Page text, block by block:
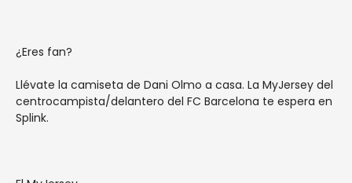
¿Eres fan?
Llévate la camiseta de Dani Olmo a casa. La MyJersey del
centrocampista/delantero del FC Barcelona te espera en
Splink.